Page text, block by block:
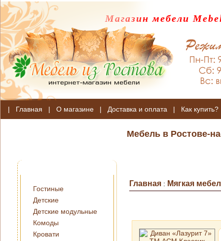
Магазин мебели
| Главная | О магазине | Доставка и оплата | Как купить?
Мебель в Ростове-
Гостиные
Детские
Детские модульные
Комоды
Кровати
Главная : Мягкая